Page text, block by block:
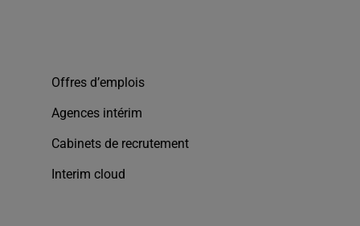
Offres d’emplois
Agences intérim
Cabinets de recrutement
Interim cloud